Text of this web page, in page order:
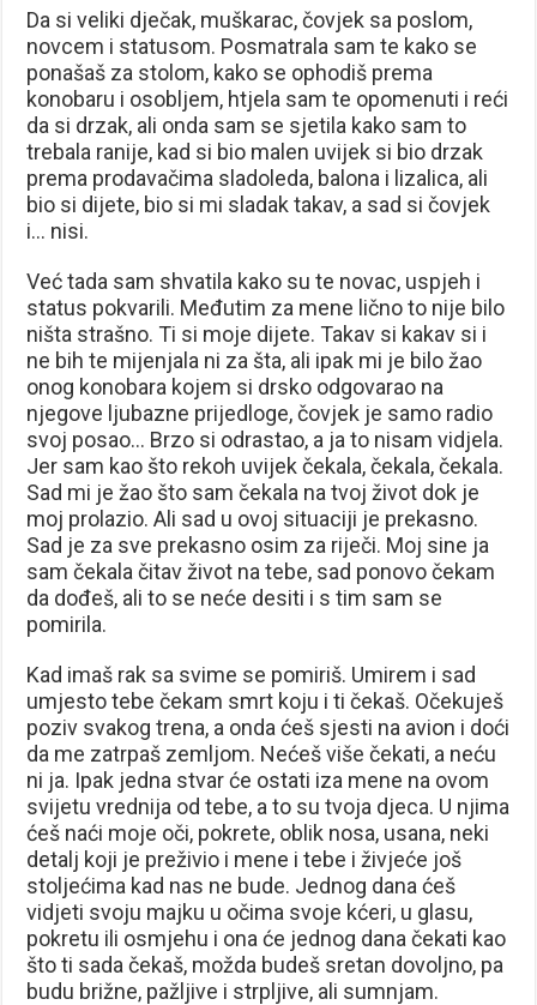
Da si veliki dječak, muškarac, čovjek sa poslom,
novcem i statusom. Posmatrala sam te kako se
ponašaš za stolom, kako se ophodiš prema
konobaru i osobljem, htjela sam te opomenuti i reći
da si drzak, ali onda sam se sjetila kako sam to
trebala ranije, kad si bio malen uvijek si bio drzak
prema prodavačima sladoleda, balona i lizalica, ali
bio si dijete, bio si mi sladak takav, a sad si čovjek
i… nisi.
Već tada sam shvatila kako su te novac, uspjeh i
status pokvarili. Međutim za mene lično to nije bilo
ništa strašno. Ti si moje dijete. Takav si kakav si i
ne bih te mijenjala ni za šta, ali ipak mi je bilo žao
onog konobara kojem si drsko odgovarao na
njegove ljubazne prijedloge, čovjek je samo radio
svoj posao… Brzo si odrastao, a ja to nisam vidjela.
Jer sam kao što rekoh uvijek čekala, čekala, čekala.
Sad mi je žao što sam čekala na tvoj život dok je
moj prolazio. Ali sad u ovoj situaciji je prekasno.
Sad je za sve prekasno osim za riječi. Moj sine ja
sam čekala čitav život na tebe, sad ponovo čekam
da dođeš, ali to se neće desiti i s tim sam se
pomirila.
Kad imaš rak sa svime se pomiriš. Umirem i sad
umjesto tebe čekam smrt koju i ti čekaš. Očekuješ
poziv svakog trena, a onda ćeš sjesti na avion i doći
da me zatrpaš zemljom. Nećeš više čekati, a neću
ni ja. Ipak jedna stvar će ostati iza mene na ovom
svijetu vrednija od tebe, a to su tvoja djeca. U njima
ćeš naći moje oči, pokrete, oblik nosa, usana, neki
detalj koji je preživio i mene i tebe i živjeće još
stoljećima kad nas ne bude. Jednog dana ćeš
vidjeti svoju majku u očima svoje kćeri, u glasu,
pokretu ili osmjehu i ona će jednog dana čekati kao
što ti sada čekaš, možda budeš sretan dovoljno, pa
budu brižne, pažljive i strpljive, ali sumnjam.